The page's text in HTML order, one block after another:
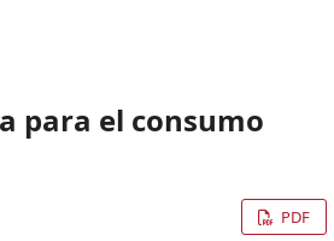
para el consumo
PDF